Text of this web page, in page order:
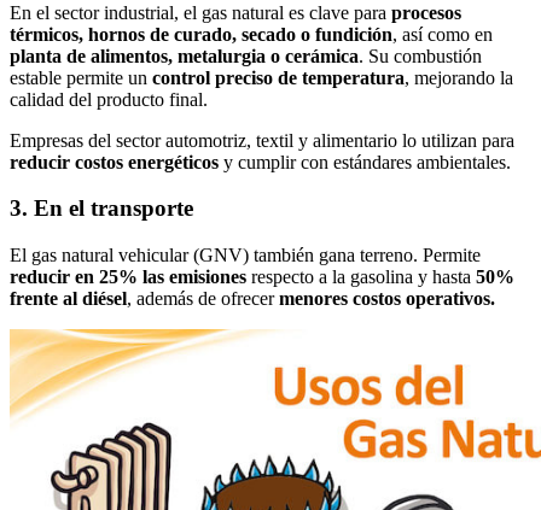
En el sector industrial, el gas natural es clave para procesos
térmicos, hornos de curado, secado o fundición, así como en
planta de alimentos, metalurgia o cerámica. Su combustión
estable permite un control preciso de temperatura, mejorando la
calidad del producto final.
Empresas del sector automotriz, textil y alimentario lo utilizan para
reducir costos energéticos y cumplir con estándares ambientales.
3. En el transporte
El gas natural vehicular (GNV) también gana terreno. Permite
reducir en 25% las emisiones respecto a la gasolina y hasta 50%
frente al diésel, además de ofrecermenores costos operativos.